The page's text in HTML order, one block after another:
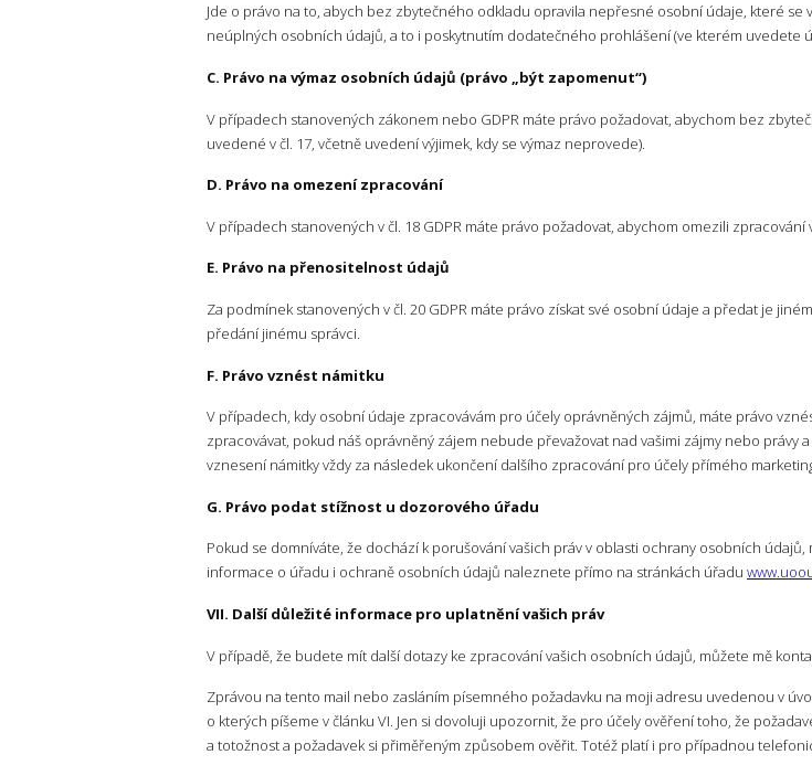
Jde o právo na to, abych bez zbytečného odkladu opravila nepřesné osobní údaje, které
neúplných osobních údajů, a to i poskytnutím dodatečného prohlášení (ve kterém uvedete
C. Právo na výmaz osobních údajů (právo „být zapomenut“)
V případech stanovených zákonem nebo GDPR máte právo požadovat, abychom bez
uvedené v čl. 17, včetně uvedení výjimek, kdy se výmaz neprovede).
D. Právo na omezení zpracování
V případech stanovených v čl. 18 GDPR máte právo požadovat, abychom omezili
E. Právo na přenositelnost údajů
Za podmínek stanovených v čl. 20 GDPR máte právo získat své osobní údaje a předat je
předání jinému správci.
F. Právo vznést námitku
V případech, kdy osobní údaje zpracovávám pro účely oprávněných zájmů, máte právo
zpracovávat, pokud náš oprávněný zájem nebude převažovat nad vašimi zájmy nebo právy
vznesení námitky vždy za následek ukončení dalšího zpracování pro účely přímého
G. Právo podat stížnost u dozorového úřadu
Pokud se domníváte, že dochází k porušování vašich práv v oblasti ochrany osobních
informace o úřadu i ochraně osobních údajů naleznete přímo na stránkách úřadu
VII. Další důležité informace pro uplatnění vašich práv
V případě, že budete mít další dotazy ke zpracování vašich osobních údajů, můžete mě
Zprávou na tento mail nebo zasláním písemného požadavku na moji adresu uvedenou v
o kterých píšeme v článku VI. Jen si dovoluji upozornit, že pro účely ověření toho, že
a totožnost a požadavek si přiměřeným způsobem ověřit. Totéž platí i pro případnou